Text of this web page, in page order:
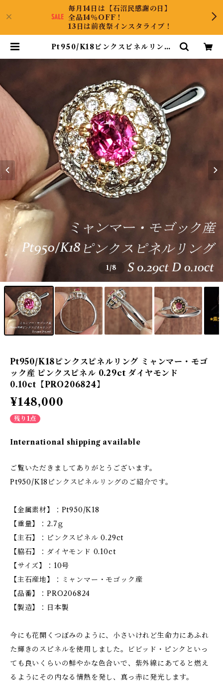
毎月14日は【石沼民感謝の日】
全品14％OFF！
13日は前夜祭インスタライブ！
Pt950/K18ピンクスピネルリング
Co.,Ltd.
1/8
Pt950/K18ピンクスピネルリング ミャンマー・モゴ
ック産 ピンクスピネル 0.29ct ダイヤモンド
0.10ct【PRO206824】
¥148,000
残り1点
International shipping available
ご覧いただきましてありがとうございます。
Pt950/K18ピンクスピネルリングのご紹介です。
【金属素材】：Pt950/K18
【重量】：2.7ｇ
【主石】：ピンクスピネル 0.29ct
【脇石】：ダイヤモンド 0.10ct
【サイズ】：10号
【主石産地】：ミャンマー・モゴック産
【品番】：PRO206824
【製造】：日本製
今にも花開くつぼみのように、小さいけれど生命力にあふれ
た輝きのスピネルを使用しました。ビビッド・ピンクといっ
ても良いくらいの鮮やかな色合いで、紫外線にあてると燃え
るようにその内なる情熱を発し、真っ赤に発光します。